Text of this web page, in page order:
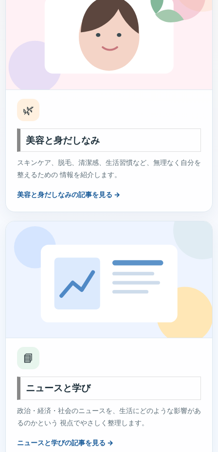
🌿
美容と身だしなみ
スキンケア、脱毛、清潔感、生活習慣など、無理なく自分を
整えるための 情報を紹介します。
美容と身だしなみの記事を見る →
📘
ニュースと学び
政治・経済・社会のニュースを、生活にどのような影響があ
るのかという 視点でやさしく整理します。
ニュースと学びの記事を見る →